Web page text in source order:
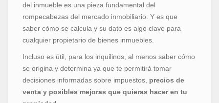
del inmueble es una pieza fundamental del
rompecabezas del mercado inmobiliario. Y es que
saber cómo se calcula y su dato es algo clave para
cualquier propietario de bienes inmuebles.
Incluso es útil, para los inquilinos, al menos saber cómo
se origina y determina ya que te permitirá tomar
decisiones informadas sobre impuestos, precios de
venta y posibles mejoras que quieras hacer en tu